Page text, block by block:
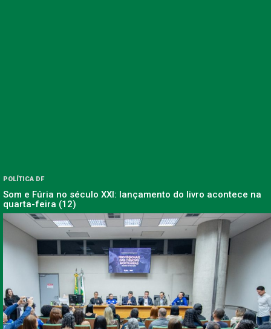
POLÍTICA DF
Som e Fúria no século XXI: lançamento do livro acontece na
quarta-feira (12)